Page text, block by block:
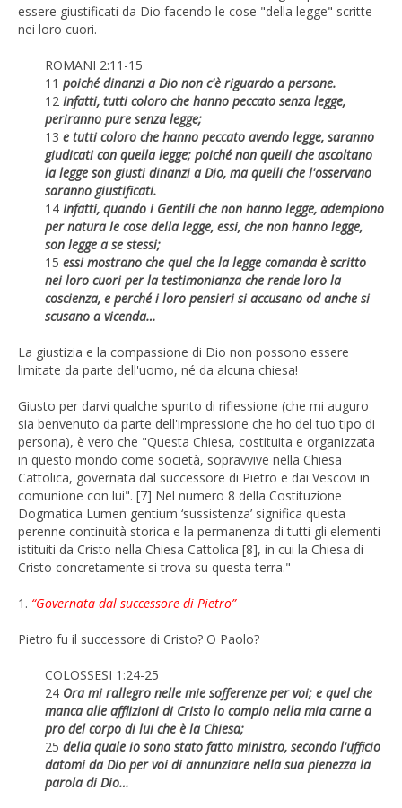
essere giustificati da Dio facendo le cose "della legge" scritte
nei loro cuori.
ROMANI 2:11-15
11 poiché dinanzi a Dio non c'è riguardo a persone.
12 Infatti, tutti coloro che hanno peccato senza legge,
periranno pure senza legge;
13 e tutti coloro che hanno peccato avendo legge, saranno
giudicati con quella legge; poiché non quelli che ascoltano
la legge son giusti dinanzi a Dio, ma quelli che l'osservano
saranno giustificati.
14 Infatti, quando i Gentili che non hanno legge, adempiono
per natura le cose della legge, essi, che non hanno legge,
son legge a se stessi;
15 essi mostrano che quel che la legge comanda è scritto
nei loro cuori per la testimonianza che rende loro la
coscienza, e perché i loro pensieri si accusano od anche si
scusano a vicenda…
La giustizia e la compassione di Dio non possono essere
limitate da parte dell'uomo, né da alcuna chiesa!
Giusto per darvi qualche spunto di riflessione (che mi auguro
sia benvenuto da parte dell'impressione che ho del tuo tipo di
persona), è vero che "Questa Chiesa, costituita e organizzata
in questo mondo come società, sopravvive nella Chiesa
Cattolica, governata dal successore di Pietro e dai Vescovi in ​​
comunione con lui". [7] Nel numero 8 della Costituzione
Dogmatica Lumen gentium ‘sussistenza’ significa questa
perenne continuità storica e la permanenza di tutti gli elementi
istituiti da Cristo nella Chiesa Cattolica [8], in cui la Chiesa di
Cristo concretamente si trova su questa terra."
1. “Governata dal successore di Pietro”
Pietro fu il successore di Cristo? O Paolo?
COLOSSESI 1:24-25
24 Ora mi rallegro nelle mie sofferenze per voi; e quel che
manca alle afflizioni di Cristo lo compio nella mia carne a
pro del corpo di lui che è la Chiesa;
25 della quale io sono stato fatto ministro, secondo l'ufficio
datomi da Dio per voi di annunziare nella sua pienezza la
parola di Dio…